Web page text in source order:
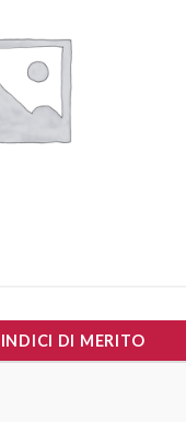
INDICI DI MERITO